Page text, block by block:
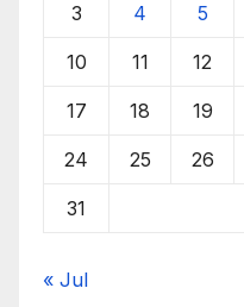
3 4 5
10 11 12
17 18 19
24 25 26
31
« Jul